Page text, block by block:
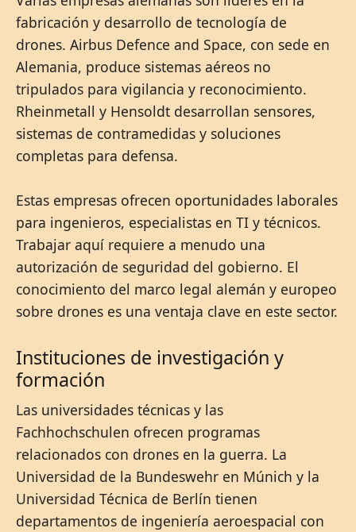
fabricación y desarrollo de tecnología de
drones. Airbus Defence and Space, con sede en
Alemania, produce sistemas aéreos no
tripulados para vigilancia y reconocimiento.
Rheinmetall y Hensoldt desarrollan sensores,
sistemas de contramedidas y soluciones
completas para defensa.
Estas empresas ofrecen oportunidades laborales
para ingenieros, especialistas en TI y técnicos.
Trabajar aquí requiere a menudo una
autorización de seguridad del gobierno. El
conocimiento del marco legal alemán y europeo
sobre drones es una ventaja clave en este sector.
Instituciones de investigación y
formación
Las universidades técnicas y las
Fachhochschulen ofrecen programas
relacionados con drones en la guerra. La
Universidad de la Bundeswehr en Múnich y la
Universidad Técnica de Berlín tienen
departamentos de ingeniería aeroespacial con